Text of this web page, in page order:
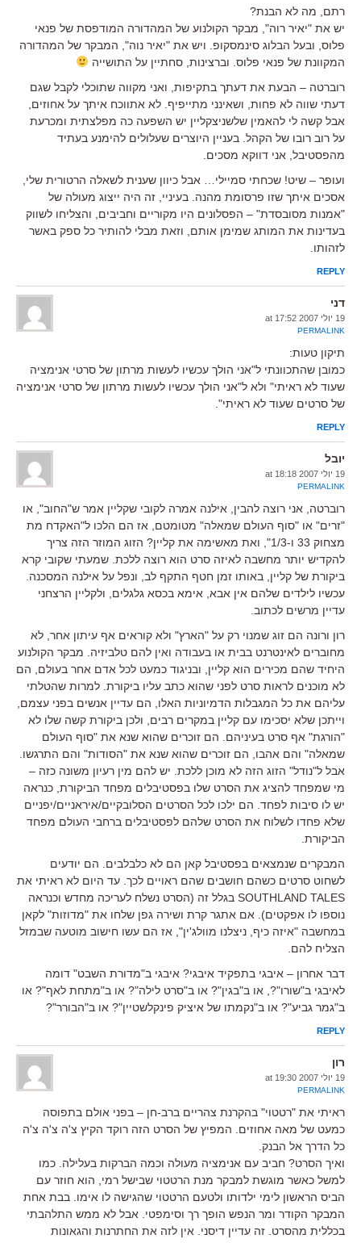
רתם, מה לא הבנת?
יש את "יאיר רוה", מבקר הקולנוע של המהדורה המודפסת של פנאי
פלוס, ובעל הבלוג סינמסקופ. ויש את "יאיר נוה", המבקר של המהדורה
המקוונת של פנאי פלוס. וברצינות, סחתיין על התושייה
רוברטה – הבעת את דעתך בתקיפות, ואני מקווה שתוכלי לקבל שגם
דעתי שווה לא פחות, ושאינני מתייפיף. לא אתווכח איתך על אחוזים,
אבל קשה לי להאמין שלשניצקליין יש השפעה כה מפלצתית ומכרעת
על רוב רובו של הקהל. בעניין היוצרים שעלולים להימנע בעתיד
מהפסטיבל, אני דווקא מסכים.
ועופר – שיט! שכחתי סמיילי… אבל כיוון שענית לשאלה הרטורית שלי,
אסכים איתך שזו פרסומת מהנה. בעיניי, זה היה ייצוג מעולה של
"אמנות מסובסדת" – הפסלונים היו מקוריים וחביבים, והצליחו לשווק
בעדינות את המותג שמימן אותם, וזאת מבלי להותיר כל ספק באשר
לזהותו.
REPLY
דני
19 יולי 2007 at 17:52
PERMALINK
תיקון טעות:
כמובן שהתכוונתי ל"אני הולך עכשיו לעשות מרתון של סרטי אנימציה
שעוד לא ראיתי" ולא ל"אני הולך עכשיו לעשות מרתון של סרטי אנימציה
של סרטים שעוד לא ראיתי".
REPLY
יובל
19 יולי 2007 at 18:18
PERMALINK
רוברטה, אני רוצה להבין, אילנה אמרה לקובי שקליין אמר ש"החוב", או
"זרים" או "סוף העולם שמאלה" מטומטם, אז הם הלכו ל"האקדח מת
מצחוק 33 ו-1/3", ואת מאשימה את קליין? הזוג המוזר הזה צריך
להקדיש יותר מחשבה לאיזה סרט הוא רוצה ללכת. שמעתי שקובי קרא
ביקורת של קליין, באותו זמן חטף התקף לב, ונפל על אילנה המסכנה.
עכשיו לילדים שלהם אין אבא, אימא בכסא גלגלים, ולקליין הרצחני
עדיין מרשים לכתוב.
רון ורונה הם זוג שמנוי רק על "הארץ" ולא קוראים אף עיתון אחר, לא
מחוברים לאינטרנט בבית או בעבודה ואין להם טלביזיה. מבקר הקולנוע
היחיד שהם מכירים הוא קליין, ובניגוד כמעט לכל אדם אחר בעולם, הם
לא מוכנים לראות סרט לפני שהוא כתב עליו ביקורת. למרות שהטלתי
עליהם את כל המגבלות הדמיוניות האלו, הם עדיין אנשים בפני עצמם,
וייתכן שלא יסכימו עם קליין במקרים רבים, ולכן ביקורת קשה שלו לא
"הורגת" אף סרט בעיניהם. הם זוכרים שהוא שנא את "סוף העולם
שמאלה" והם אהבו, הם זוכרים שהוא שנא את "הסודות" והם התרגשו.
אבל ל"נודל" הזוג הזה לא מוכן ללכת. יש להם מין רעיון משונה כזה –
מי שמפחד להציג את הסרט שלו בפסטיבלים מפחד הביקורת, כנראה
יש לו סיבות לפחד. הם ילכו לכל הסרטים הסלובקיים/איראניים/יפניים
שלא פחדו לשלוח את הסרט שלהם לפסטיבלים ברחבי העולם מפחד
הביקורת.
המבקרים שנמצאים בפסטיבל קאן הם לא כלבלבים. הם יודעים
לשחוט סרטים כשהם חושבים שהם ראויים לכך. עד היום לא ראיתי את
SOUTHLAND TALES בגלל זה (הסרט נשלח לעריכה מחדש וכנראה
נוספו לו אפקטים). אם אתגר קרת ושירה גפן שלחו את "מדוזות" לקאן
במחשבה "איזה כיף, ניצלנו מוולג'ין", אז הם עשו חישוב מוטעה שבמזל
הצליח להם.
דבר אחרון – איבגי בתפקיד איבגי? איבגי ב"מדורת השבט" דומה
לאיבגי ב"שורו"?, או ב"בגין"? או ב"סרט לילה"? או ב"מתחת לאף"? או
ב"גמר גביע"? או ב"נקמתו של איציק פינקלשטיין"? או ב"הבורר"?
REPLY
רון
19 יולי 2007 at 19:30
PERMALINK
ראיתי את "רטטוי" בהקרנת צהריים ברב-חן – בפני אולם בתפוסה
כמעט של מאה אחוזים. המפיץ של הסרט הזה רוקד הקיץ צ'ה צ'ה צ'ה
כל הדרך אל הבנק.
ואיך הסרט? חביב עם אנימציה מעולה וכמה הברקות בעלילה. כמו
למשל כאשר מוגשת למבקר מנת הרטטוי שבישל רמי, הוא חוזר עם
הביס הראשון לימי ילדותו ולטעם הרטטוי שהגישה לו אימו. בבת אחת
המבקר הקודר ומר הנפש הופך רך וסימפטי. אבל לא ממש התלהבתי
בכללית מהסרט. זה עדיין דיסני. אין לזה את החתרנות והגאונות